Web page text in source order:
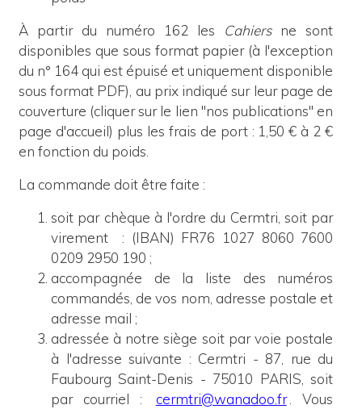
À partir du numéro 162 les Cahiersne sont
disponibles que sous format papier (à l'exception
du n° 164 qui est épuisé et uniquement disponible
sous format PDF), au prix indiqué sur leur page de
couverture (cliquer sur le lien "nos publications" en
page d'accueil) plus les frais de port : 1,50 € à 2 €
en fonction du poids.
La commande doit être faite :
soit par chèque à l'ordre du Cermtri, soit par
virement : (IBAN) FR76 1027 8060 7600
0209 2950 190 ;
accompagnée de la liste des numéros
commandés, de vos nom, adresse postale et
adresse mail ;
adressée à notre siège soit par voie postale
à l'adresse suivante : Cermtri - 87, rue du
Faubourg Saint-Denis - 75010 PARIS, soit
par courriel :
cermtri@wanadoo.fr . Vous